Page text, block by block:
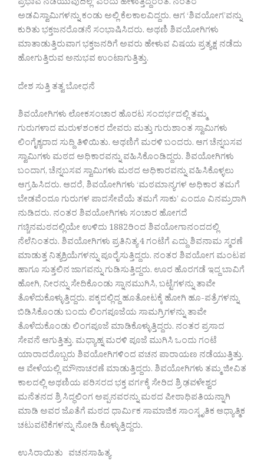
ಪ್ರಭಾವ ನಡೆಯುವುದಿಲ್ಲ’ ಎಂದು ಹೇಳುತ್ತಿದ್ದರಂತೆ. ನಂತರ
ಅಡವಿಸ್ವಾಮಿಗಳನ್ನು ಕಂಡು ಅಲ್ಲಿ ಕೆಲಕಾಲವಿದ್ದರು. ಆಗ ‘ಶಿವಯೋಗ’ವನ್ನು
ಕುರಿತು ಭಕ್ತಜನರೊಡನೆ ಸಂಭಾಷಿಸಿದರು. ಅಥಣಿ ಶಿವಯೋಗಿಗಳು
ಮಾತಾಡುತ್ತಿರುವಾಗ ಭಕ್ತಜನರಿಗೆ ಅವರು ಹೇಳುವ ವಿಷಯ ಪ್ರತ್ಯಕ್ಷ ನಡೆದು
ಹೋಗುತ್ತಿರುವ ಅನುಭವ ಉಂಟಾಗುತ್ತಿತ್ತು.
ದೇಶ ಸುತ್ತಿ ತತ್ವ ಬೋಧನೆ
ಶಿವಯೋಗಿಗಳು ಲೋಕಸಂಚಾರ ಹೊರಟ ಸಂದರ್ಭದಲ್ಲಿ ತಮ್ಮ
ಗುರುಗಳಾದ ಮರುಳಶಂಕರ ದೇವರು ಮತ್ತು ಗುರುಶಾಂತ ಸ್ವಾಮಿಗಳು
ಲಿಂಗೈಕ್ಯರಾದ ಸುದ್ದಿ ತಿಳಿಯಿತು. ಅಥಣಿಗೆ ಮರಳಿ ಬಂದರು. ಆಗ ಚೆನ್ನಬಸವ
ಸ್ವಾಮಿಗಳು ಮಠದ ಅಧಿಕಾರವನ್ನು ವಹಿಸಿಕೊಂಡಿದ್ದರು. ಶಿವಯೋಗಿಗಳು
ಬಂದಾಗ, ಚೆನ್ನಬಸವ ಸ್ವಾಮಿಗಳು ಮಠದ ಅಧಿಕಾರವನ್ನು ವಹಿಸಿಕೊಳ್ಳಲು
ಆಗ್ರಹಿಸಿದರು. ಆದರೆ, ಶಿವಯೋಗಿಗಳು ‘ಮಠಮಾನ್ಯಗಳ ಅಧಿಕಾರ ತಮಗೆ
ಬೇಡವೆಂದೂ ಗುರುಗಳ ಪಾದಸೇವೆಯೆ ತಮಗೆ ಸಾಕು’ ಎಂದೂ ವಿನಮ್ರರಾಗಿ
ನುಡಿದರು. ನಂತರ ಶಿವಯೋಗಿಗಳು ಸಂಚಾರ ಹೋಗದೆ
ಗಚ್ಚಿನಮಠದಲ್ಲಿಯೇ ಉಳಿದು 1882ರಿಂದ ಶಿವಯೋಗಾನಂದದಲ್ಲಿ
ನೆಲೆನಿಂತರು. ಶಿವಯೋಗಿಗಳು ಪ್ರತಿನಿತ್ಯ 4 ಗಂಟೆಗೆ ಎದ್ದು ಶಿವನಾಮ ಸ್ಮರಣೆ
ಮಾಡುತ್ತ ನಿತ್ಯಕ್ರಿಯೆಗಳನ್ನು ಪೂರೈಸುತ್ತಿದ್ದರು. ನಂತರ ಶಿವಯೋಗ ಮಂಟಪ
ಹಾಗೂ ಸುತ್ತಲಿನ ಜಾಗವನ್ನು ಗುಡಿಸುತ್ತಿದ್ದರು. ಊರ ಹೊರಗಡೆ ಇದ್ದ ಬಾವಿಗೆ
ಹೋಗಿ, ನೀರನ್ನು ಸೇದಿಕೊಂಡು ಸ್ನಾನಮುಗಿಸಿ, ಬಟ್ಟೆಗಳನ್ನು ತಾವೇ
ತೊಳೆದುಕೊಳ್ಳುತ್ತಿದ್ದರು. ಪಕ್ಕದಲ್ಲಿದ್ದ ಹೂತೋಟಕ್ಕೆ ಹೋಗಿ ಹೂ-ಪತ್ರೆಗಳನ್ನು
ಬಿಡಿಸಿಕೊಂಡು ಬಂದು ಲಿಂಗಪೂಜೆಯ ಸಾಮಗ್ರಿಗಳನ್ನು ತಾವೇ
ತೊಳೆದುಕೊಂಡು ಲಿಂಗಪೂಜೆ ಮಾಡಿಕೊಳ್ಳುತ್ತಿದ್ದರು. ನಂತರ ಪ್ರಸಾದ
ಸೇವನೆ ಆಗುತ್ತಿತ್ತು. ಮಧ್ಯಾಹ್ನ ಮರಳಿ ಪೂಜೆ ಮುಗಿಸಿ ಒಂದು ಗಂಟೆ
ಯಾರಾದರೊಬ್ಬರು ಶಿವಯೋಗಿಗಳಿಂದ ವಚನ ಪಾರಾಯಣ ನಡೆಯುತ್ತಿತ್ತು.
ಆ ವೇಳೆಯಲ್ಲಿ ಮೌನಾಚರಣೆ ಮಾಡುತ್ತಿದ್ದರು. ಶಿವಯೋಗಿಗಳು ತಮ್ಮ ಜೀವಿತ
ಕಾಲದಲ್ಲಿ ಅಥಣಿಯ ಪರಿಸರದ ಭಕ್ತ ವರ್ಗಕ್ಕೆ ಸೇರಿದ ಶ್ರಿ ಢವಳೇಶ್ವರ
ಮನೆತನದ ಶ್ರಿ ಸಿದ್ಧಲಿಂಗ ಅಪ್ಪನವರನ್ನು ಮಠದ ಪೀಠಾಧಿಪತಿಯನ್ನಾಗಿ
ಮಾಡಿ ಅವರ ಜೊತೆಗೆ ಮಠದ ಧಾರ್ಮಿಕ ಸಾಮಾಜಿಕ ಸಾಂಸ್ಕೃತಿಕ ಆಧ್ಯಾತ್ಮಿಕ
ಚಟುವಟಿಕೆಗಳನ್ನು ನೋಡಿ ಕೊಳ್ಳುತ್ತಿದ್ದರು.
ಉಸಿರಾಯಿತು ವಚನಸಾಹಿತ್ಯ